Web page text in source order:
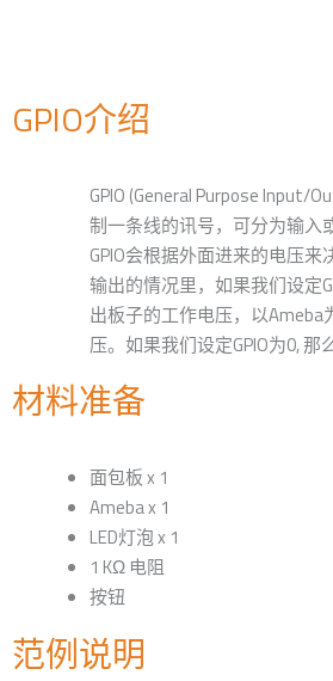
GPIO介绍
GPIO (General Purpose Input/
制一条线的讯号，可分为输入
GPIO会根据外面进来的电压来
输出的情况里，如果我们设定
出板子的工作电压，以Ameba
压。如果我们设定GPIO为0, 那
材料准备
面包板 x 1
Ameba x 1
LED灯泡 x 1
1 KΩ 电阻
按钮
范例说明